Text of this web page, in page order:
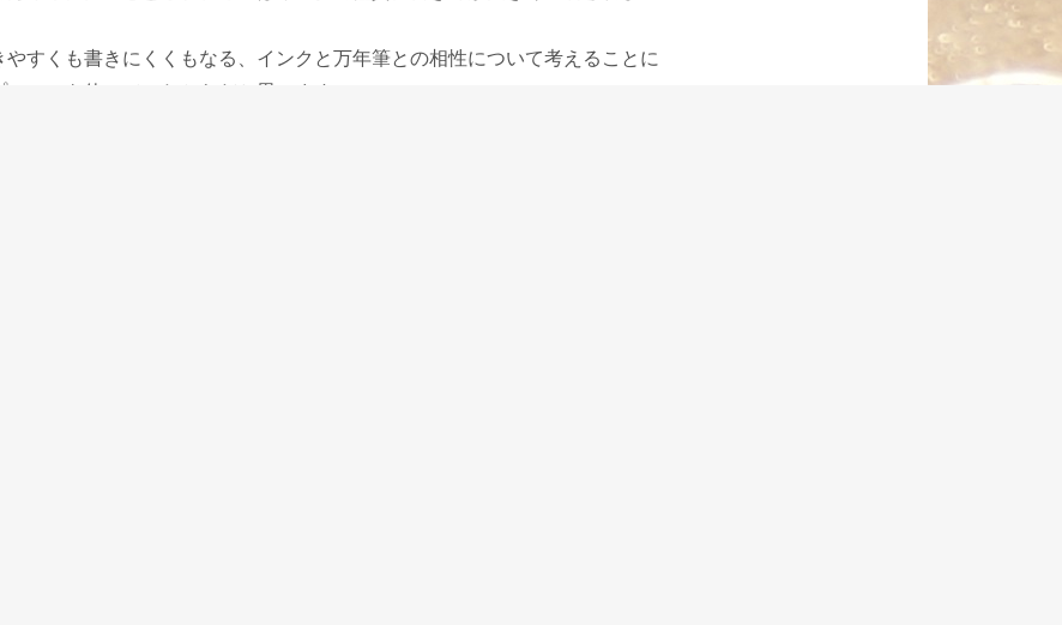
やすくも書きにくくもなる、インクと万年筆との相性について考えることに
ィマを使っていたからだと思います。